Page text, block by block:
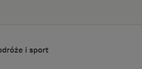
i sport